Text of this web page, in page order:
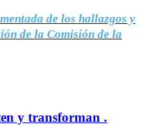
de los hallazgos y
de la Comisión de la
y transforman .